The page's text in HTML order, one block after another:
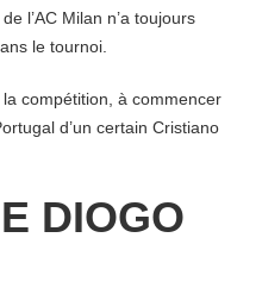
l’AC Milan n’a toujours
le tournoi.
compétition, à commencer
d’un certain Cristiano
DIOGO